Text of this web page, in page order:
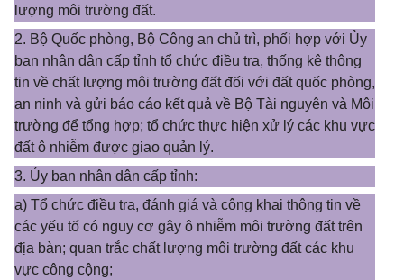
lượng môi trường đất.
2. Bộ Quốc phòng, Bộ Công an chủ trì, phối hợp với Ủy
ban nhân dân cấp tỉnh tổ chức điều tra, thống kê thông
tin về chất lượng môi trường đất đối với đất quốc phòng,
an ninh và gửi báo cáo kết quả về Bộ Tài nguyên và Môi
trường để tổng hợp; tổ chức thực hiện xử lý các khu vực
đất ô nhiễm được giao quản lý.
3. Ủy ban nhân dân cấp tỉnh:
a) Tổ chức điều tra, đánh giá và công khai thông tin về
các yếu tố có nguy cơ gây ô nhiễm môi trường đất trên
địa bàn; quan trắc chất lượng môi trường đất các khu
vực công cộng;